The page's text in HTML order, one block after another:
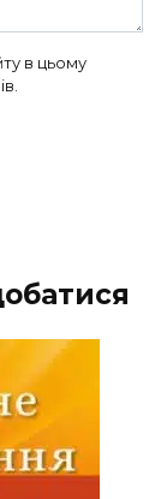
в цьому